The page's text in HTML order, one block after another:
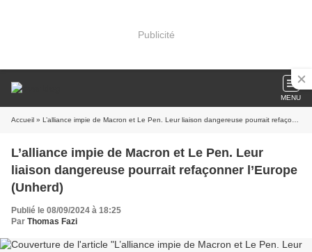
Publicité
MENU
Accueil » L’alliance impie de Macron et Le Pen. Leur liaison dangereuse pourrait refaçonner l’Europe (Unherd)
L’alliance impie de Macron et Le Pen. Leur
liaison dangereuse pourrait refaçonner l’Europe
(Unherd)
Publié le 08/09/2024 à 18:25
Par Thomas Fazi